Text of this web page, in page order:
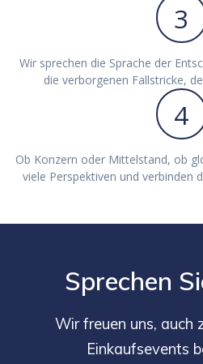
3
Wir sprechen die Sprache der
die verborgenen Fallstricke,
4
Ob Konzern oder Mittelstand, ob
viele Perspektiven und verbinden
Sprechen
Wir freuen uns, auch
Einkaufsevents